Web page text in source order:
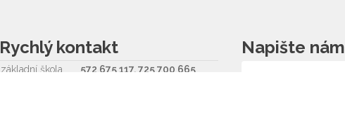
Rychlý kontakt
základní škola
572 675 117, 725 700 665
Napište nám